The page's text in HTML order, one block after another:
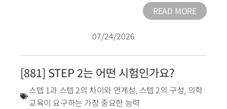
READ MORE
07/24/2026
[881] STEP 2는 어떤 시험인가요?
스텝 1과 스텝 2의 차이와 연계성, 스텝 2의 구성, 의학
교육이 요구하는 가장 중요한 능력